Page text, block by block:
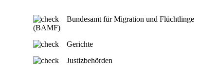
Bundesamt für Migration und Flüchtlinge
(BAMF)
Gerichte
Justizbehörden